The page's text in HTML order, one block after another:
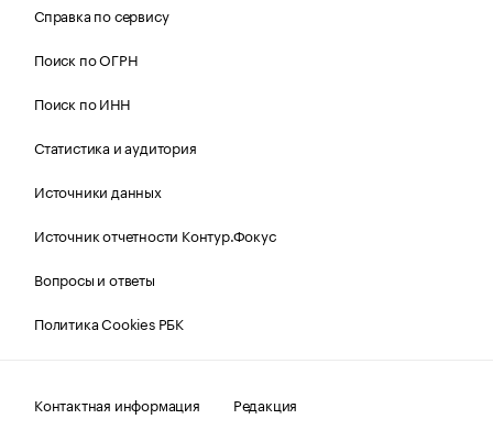
Справка по сервису
Поиск по ОГРН
Поиск по ИНН
Статистика и аудитория
Источники данных
Источник отчетности Контур.Фокус
Вопросы и ответы
Политика Cookies РБК
Контактная информация
Редакция